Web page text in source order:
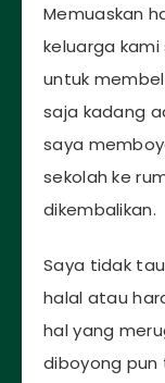
Memuaskan
keluarga
untuk
saja kadang
saya
sekolah ke
dikembalikan.
Saya tidak
halal atau
hal yang
diboyong pun